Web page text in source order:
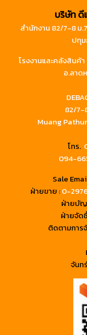
บริษัท ดี
สำนักงาน 82/7-8 ม
ปทุ
โรงงานและคลังสินค้
อ.ลาด
82/7-
Muang
โทร.
094-
Sale
ฝ่ายขาย :0-
ฝ่ายบั
ฝ่ายจัด
ติดตามการ
จันท